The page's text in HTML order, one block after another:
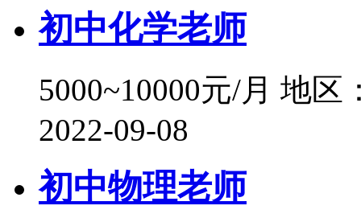
初中化学老师
5000~10000元/月 地区
2022-09-08
初中物理老师